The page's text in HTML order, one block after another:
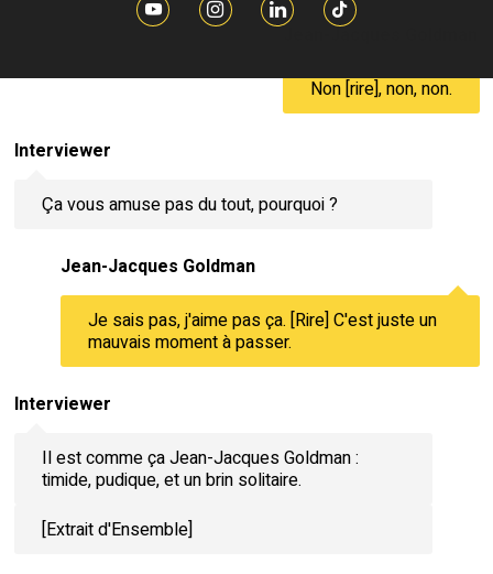
Jean-Jacques Goldman
Non [rire], non, non.
Interviewer
Ça vous amuse pas du tout, pourquoi ?
Jean-Jacques Goldman
Je sais pas, j'aime pas ça. [Rire] C'est juste un
mauvais moment à passer.
Interviewer
Il est comme ça Jean-Jacques Goldman :
timide, pudique, et un brin solitaire.
[Extrait d'Ensemble]